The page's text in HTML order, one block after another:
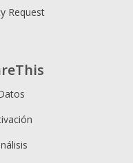
Request